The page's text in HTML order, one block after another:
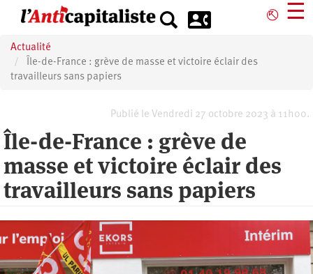
principal
⎋ ☰
Actualité
Île-de-France : grève de masse et victoire éclair des
travailleurs sans papiers
Publié le Vendredi 27 octobre 2023 à 11h00.
Île-de-France : grève de
masse et victoire éclair des
travailleurs sans papiers